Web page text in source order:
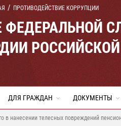
ПРОТИВОДЕЙСТВИЕ КОРРУПЦИИ
ФЕДЕРАЛЬНОЙ
ДЛЯ ГРАЖДАН ДОКУМЕНТЫ
в нанесении телесных повреждений